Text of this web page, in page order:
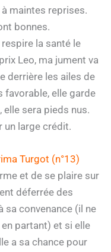
à maintes reprises.
bonnes.
la santé le
Leo, ma jument va
derrière les ailes de
favorable, elle garde
sera pieds nus.
un large crédit.
Turgot (n°13)
et de se plaire sur
déferrée des
sa convenance (il ne
partant) et si elle
a sa chance pour